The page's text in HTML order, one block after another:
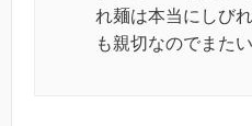
れ麺は本当にしび
も親切なのでまた